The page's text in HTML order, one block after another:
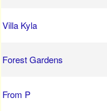
Villa Kyla
Forest Gardens
From P